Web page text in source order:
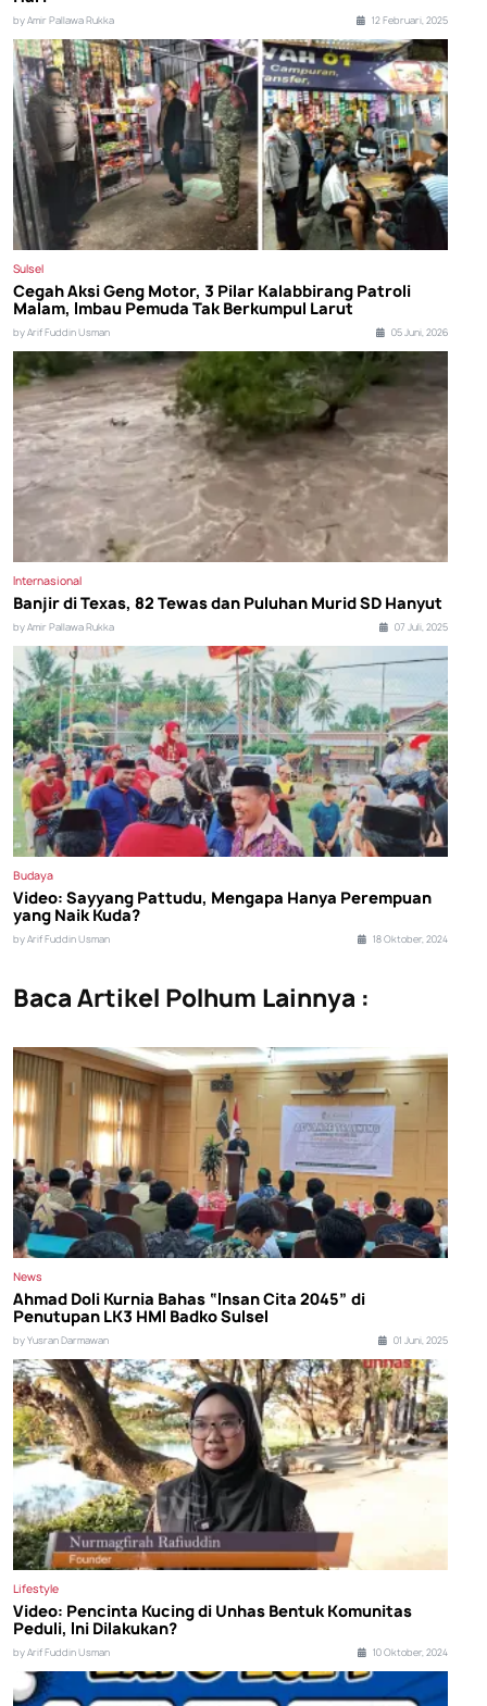
by Amir Pallawa Rukka 12 Februari, 2025
Sulsel
Cegah Aksi Geng Motor, 3 Pilar Kalabbirang Patroli
Malam, Imbau Pemuda Tak Berkumpul Larut
by Arif Fuddin Usman 05 Juni, 2026
Internasional
Banjir di Texas, 82 Tewas dan Puluhan Murid SD Hanyut
by Amir Pallawa Rukka 07 Juli, 2025
Budaya
Video: Sayyang Pattudu, Mengapa Hanya Perempuan
yang Naik Kuda?
by Arif Fuddin Usman 18 Oktober, 2024
Baca Artikel Polhum Lainnya :
News
Ahmad Doli Kurnia Bahas “Insan Cita 2045” di
Penutupan LK3 HMI Badko Sulsel
by Yusran Darmawan 01 Juni, 2025
Lifestyle
Video: Pencinta Kucing di Unhas Bentuk Komunitas
Peduli, Ini Dilakukan?
by Arif Fuddin Usman 10 Oktober, 2024